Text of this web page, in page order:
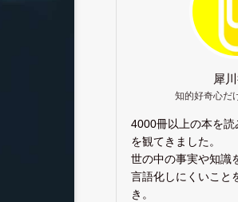
犀
知的好奇心だ
4000冊以上の本を
を観てきました。
世の中の事実や知識
言語化しにくいこと
き。